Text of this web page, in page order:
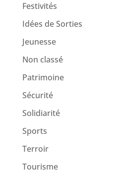
Festivités
Idées de Sorties
Jeunesse
Non classé
Patrimoine
Sécurité
Solidiarité
Sports
Terroir
Tourisme